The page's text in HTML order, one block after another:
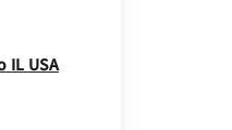
New Window
IL USA